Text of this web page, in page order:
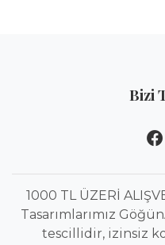
Bizi
1000 TL ÜZERİ
Tasarımlarımız
tescillidir, izinsiz